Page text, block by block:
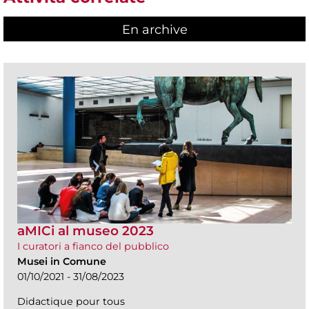
En archive
aMICi al museo 2023
I curatori a fianco del pubblico
Musei in Comune
01/10/2021 - 31/08/2023
Didactique pour tous